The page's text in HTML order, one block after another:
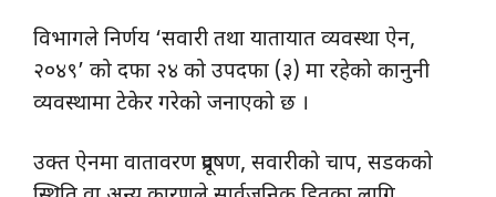
विभागले निर्णय ‘सवारी तथा यातायात व्यवस्था ऐन,
२०४९’ को दफा २४ को उपदफा (३) मा रहेको कानुनी
व्यवस्थामा टेकेर गरेको जनाएको छ ।
उक्त ऐनमा वातावरण प्रदूषण, सवारीको चाप, सडकको